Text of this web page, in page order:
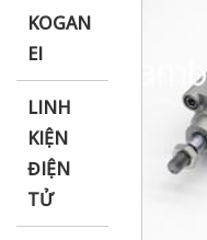
KOGAN
EI
LINH
KIỆN
ĐIỆN
TỬ